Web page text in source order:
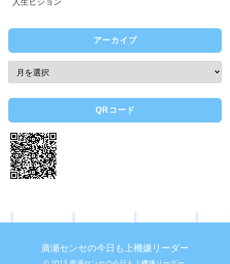
人生ビジョン
アーカイブ
QRコード
廣瀬センセの今日も上機嫌リーダー